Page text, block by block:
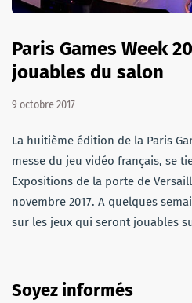
Paris Games Week
jouables du salon
9 octobre 2017
La huitième édition de la Paris
messe du jeu vidéo français, se
Expositions de la porte de
novembre 2017. A quelques
sur les jeux qui seront jouables
Soyez informés